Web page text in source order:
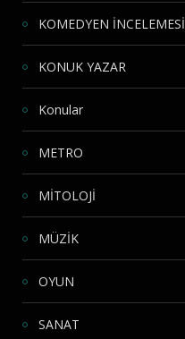
KOMEDYEN İNCELEMESİ
KONUK YAZAR
Konular
METRO
MİTOLOJİ
MÜZİK
OYUN
SANAT